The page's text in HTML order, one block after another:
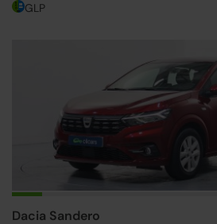
GLP
Dacia Sandero